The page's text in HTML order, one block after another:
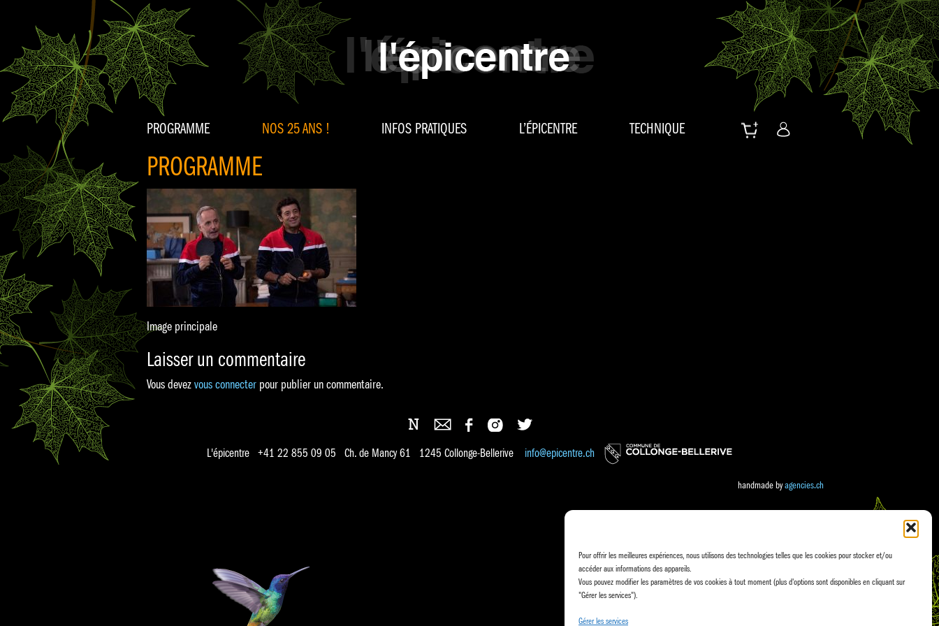
Pour offrir les meilleures expériences, nous utilisons des technologies telles que les cookies pour stocker et/ou
accéder aux informations des appareils.
Vous pouvez modifier les paramètres de vos cookies à tout moment (plus d'options sont disponibles en cliquant sur
"Gérer les services").
Gérer les services
PROGRAMME NOS 25 ANS ! INFOS PRATIQUES L’ÉPICENTRE TECHNIQUE
PROGRAMME
Image principale
Laisser un commentaire
Vous devezvous connecter pour publier un commentaire.
L'épicentre +41 22 855 09 05 Ch. de Mancy 61 1245 Collonge-Bellerive info@epicentre.ch
handmade byagencies.ch